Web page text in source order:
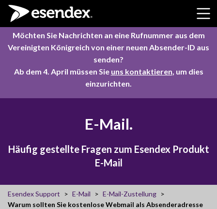
Skip to content
Möchten Sie Nachrichten an eine Rufnummer aus dem
Vereinigten Königreich von einer neuen Absender-ID aus
senden?
Ab dem 4. April müssen Sie uns kontaktieren, um dies
einzurichten.
E-Mail.
Häufig gestellte Fragen zum Esendex Produkt
E-Mail
Esendex Support E-Mail
E-Mail-Zustellung
Warum sollten Sie kostenlose Webmail als Absenderadresse